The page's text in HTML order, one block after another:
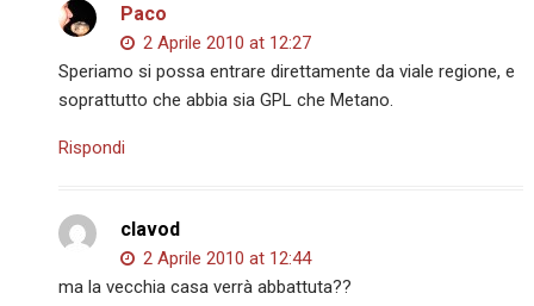
Paco
2 Aprile 2010 at 12:27
Speriamo si possa entrare direttamente da viale regione, e
soprattutto che abbia sia GPL che Metano.
Rispondi
clavod
2 Aprile 2010 at 12:44
ma la vecchia casa verrà abbattuta??